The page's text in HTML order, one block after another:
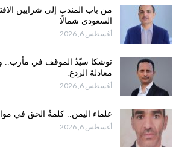
من باب المندب إلى شرايين
السعودي شمالًا
أغسطس 6, 2026
توشكا سيّدُ الموقف في مأرب..
معادلةَ الردع.
أغسطس 6, 2026
علماء اليمن.. كلمةُ الحق في
أغسطس 6, 2026